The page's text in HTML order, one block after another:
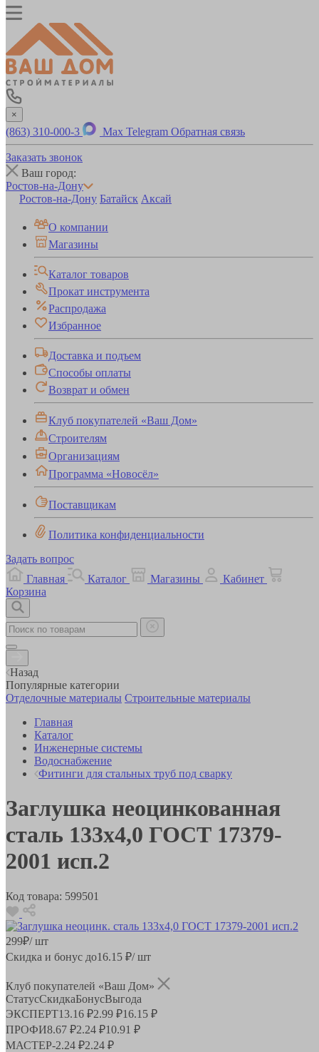
×
(863) 310-000-3 Max Telegram Обратная связь
Заказать звонок
Ваш город:
Ростов-на-Дону
Ростов-на-Дону Батайск Аксай
О компании
Магазины
Каталог товаров
Прокат инструмента
Распродажа
Избранное
Доставка и подъем
Способы оплаты
Возврат и обмен
Клуб покупателей «Ваш Дом»
Строителям
Организациям
Программа «Новосёл»
Поставщикам
Политика конфиденциальности
Задать вопрос
Главная
Каталог Магазины
Кабинет
Корзина
Назад
Популярные категории
Отделочные материалы Строительные материалы
Главная
Каталог
Инженерные системы
Водоснабжение
Фитинги для стальных труб под сварку
Заглушка неоцинкованная
сталь 133х4,0 ГОСТ 17379-
2001 исп.2
Код товара: 599501
299₽/ шт
Скидка и бонус до16.15 ₽/ шт
Клуб покупателей «Ваш Дом»
СтатусСкидкаБонусВыгода
ЭКСПЕРТ13.16 ₽2.99 ₽16.15 ₽
ПРОФИ8.67 ₽2.24 ₽10.91 ₽
МАСТЕР-2.24 ₽2.24 ₽